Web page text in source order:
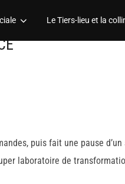
Le Tiers-lieu et la
puis fait une pause
laboratoire de